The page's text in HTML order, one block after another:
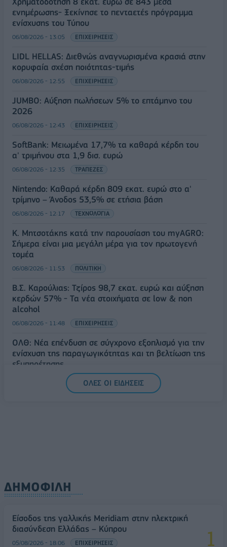
ενημέρωσης- Ξεκίνησε το πενταετές πρόγραμμα
ενίσχυσης του Τύπου
06/08/2026 - 13:05 ΕΠΙΧΕΙΡΗΣΕΙΣ
LIDL HELLAS: Διεθνώς αναγνωρισμένα κρασιά στην
κορυφαία σχέση ποιότητας-τιμής
06/08/2026 - 12:55 ΕΠΙΧΕΙΡΗΣΕΙΣ
JUMBO: Αύξηση πωλήσεων 5% το επτάμηνο του
2026
06/08/2026 - 12:43 ΕΠΙΧΕΙΡΗΣΕΙΣ
SoftBank: Μειωμένα 17,7% τα καθαρά κέρδη του
α' τριμήνου στα 1,9 δισ. ευρώ
06/08/2026 - 12:35 ΤΡΑΠΕΖΕΣ
Nintendo: Καθαρά κέρδη 809 εκατ. ευρώ στο α'
τρίμηνο – Άνοδος 53,5% σε ετήσια βάση
06/08/2026 - 12:17 ΤΕΧΝΟΛΟΓΙΑ
Κ. Μητσοτάκης κατά την παρουσίαση του myAGRO:
Σήμερα είναι μια μεγάλη μέρα για τον πρωτογενή
τομέα
06/08/2026 - 11:53 ΠΟΛΙΤΙΚΗ
Β.Σ. Καρούλιας: Τζίρος 98,7 εκατ. ευρώ και αύξηση
κερδών 57% - Τα νέα στοιχήματα σε low & non
alcohol
06/08/2026 - 11:48 ΕΠΙΧΕΙΡΗΣΕΙΣ
ΟΛΘ: Νέα επένδυση σε σύγχρονο εξοπλισμό για την
ενίσχυση της παραγωγικότητας και τη βελτίωση της
εξυπηρέτησης
ΟΛΕΣ ΟΙ ΕΙΔΗΣΕΙΣ
ΔΗΜΟΦΙΛΗ
Είσοδος της γαλλικής Meridiam στην ηλεκτρική
διασύνδεση Ελλάδας – Κύπρου
05/08/2026 - 18:06 ΕΠΙΧΕΙΡΗΣΕΙΣ